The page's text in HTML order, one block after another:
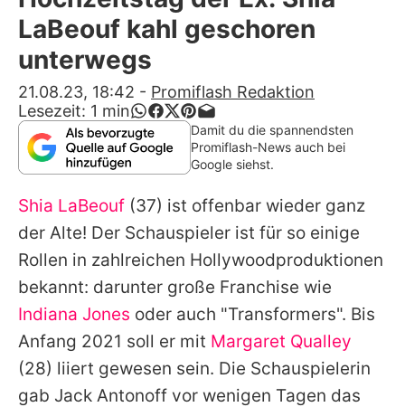
Alle Themen auf Promiflash
Jobs
App runterladen
Team
Redaktionelle Richtlinien
Impressum
Datenschutzerklärung
Nutzungsbedingungen
Utiq verwalten
LaBeouf kahl geschoren
unterwegs
21.08.23, 18:42 - Promiflash Redaktion
Lesezeit: 1 min
Damit du die spannendsten
Promiflash-News auch bei
Google siehst.
Shia LaBeouf (37) ist offenbar wieder ganz
der Alte! Der Schauspieler ist für so einige
Rollen in zahlreichen Hollywoodproduktionen
bekannt: darunter große Franchise wie
Indiana Jones oder auch "Transformers". Bis
Anfang 2021 soll er mit Margaret Qualley
(28) liiert gewesen sein. Die Schauspielerin
gab Jack Antonoff vor wenigen Tagen das